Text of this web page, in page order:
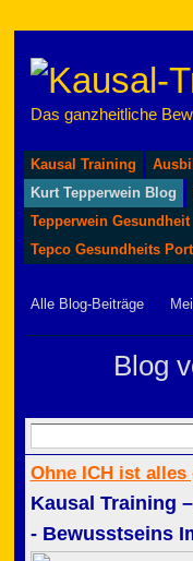
Das ganzheitliche
Kausal Training
Kurt Tepperwein Blog
Tepperwein Gesundheit
Tepco Gesundheits
Alle Blog-Beiträge
Blog
Ohne ICH ist
Kausal Training
- Bewusstseins